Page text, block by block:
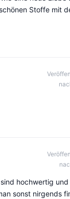
Stoffe mit
hochwertig
sonst nirgends